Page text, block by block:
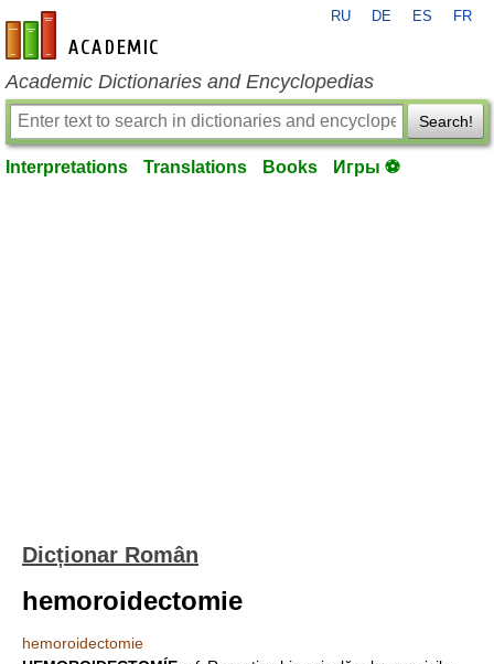
en-academic.com
RU DE ES FR
Academic Dictionaries and Encyclopedias
Search!
Interpretations Translations Books Игры ⚽
Dicționar Român
hemoroidectomie
hemoroidectomie